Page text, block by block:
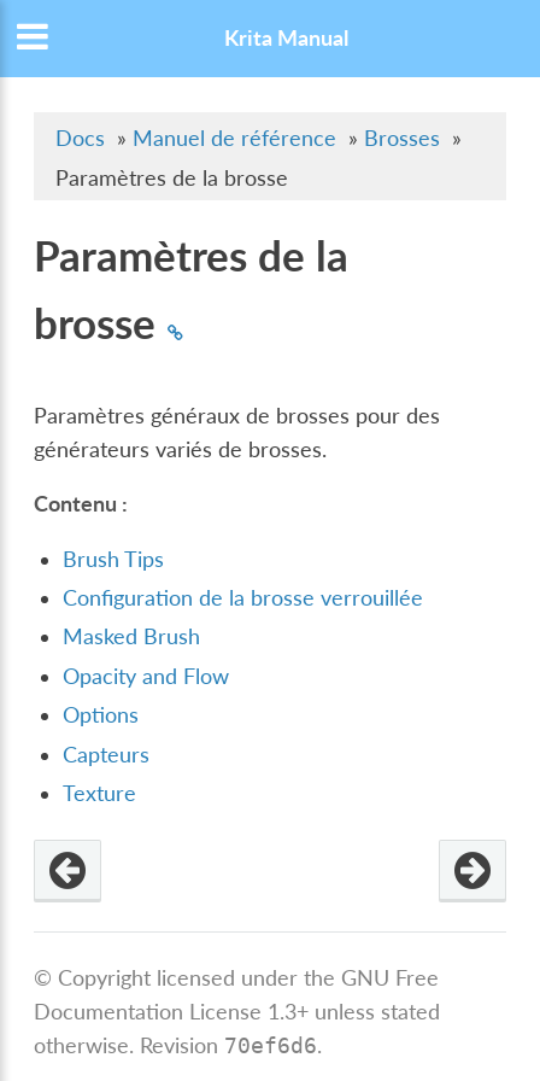
Krita Manual
Docs » Manuel de référence » Brosses »
Paramètres de la brosse
Paramètres de la
brosse
Paramètres généraux de brosses pour des
générateurs variés de brosses.
Contenu :
Brush Tips
Configuration de la brosse verrouillée
Masked Brush
Opacity and Flow
Options
Capteurs
Texture
© Copyright licensed under the GNU Free
Documentation License 1.3+ unless stated
otherwise. Revision 70ef6d6.